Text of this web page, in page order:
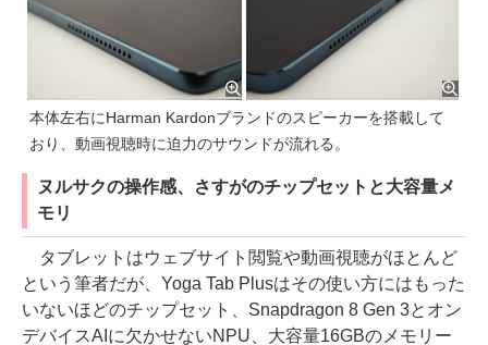
本体左右にHarman Kardonブランドのスピーカーを搭載して
おり、動画視聴時に迫力のサウンドが流れる。
ヌルサクの操作感、さすがのチップセットと大容量メ
モリ
タブレットはウェブサイト閲覧や動画視聴がほとんど
という筆者だが、Yoga Tab Plusはその使い方にはもった
いないほどのチップセット、Snapdragon 8 Gen 3とオン
デバイスAIに欠かせないNPU、大容量16GBのメモリー